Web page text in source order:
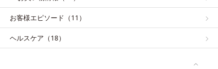
お客様エピソード（11）
ヘルスケア（18）